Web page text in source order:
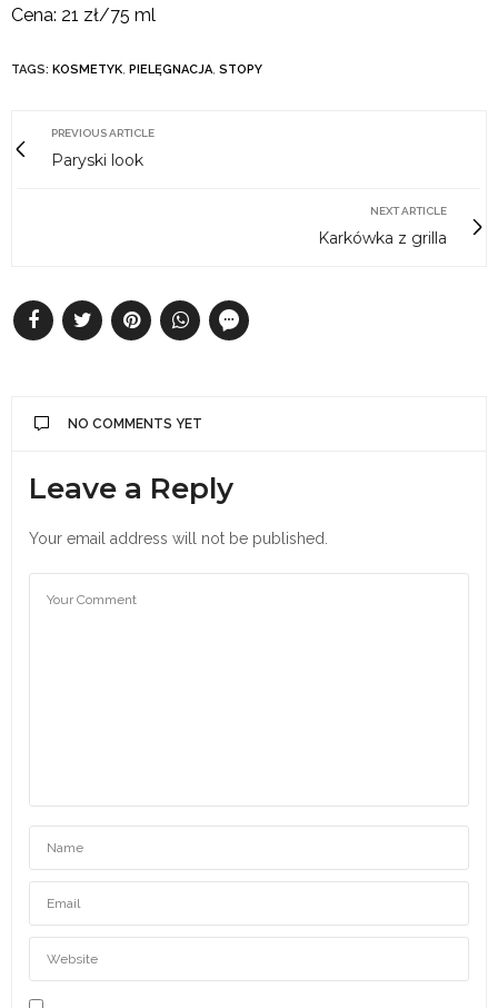
Cena: 21 zł/75 ml
TAGS: KOSMETYK, PIELĘGNACJA, STOPY
PREVIOUS ARTICLE
Paryski look
NEXT ARTICLE
Karkówka z grilla
NO COMMENTS YET
Leave a Reply
Your email address will not be published.